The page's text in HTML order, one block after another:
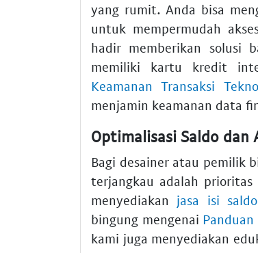
yang rumit. Anda bisa
untuk mempermudah
hadir memberikan solusi
memiliki kartu kredit
Keamanan Transaksi
menjamin keamanan data
Optimalisasi Saldo dan
Bagi desainer atau pemilik
terjangkau adalah
menyediakan jasa isi
bingung mengenai
kami juga menyediakan